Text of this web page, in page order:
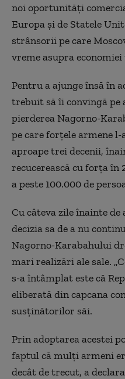
noi oportunități
Europa și de Statele
strânsorii pe care
vreme asupra
Pentru a ajunge însă în
trebuit să îi convingă pe
pierderea Nagorno-
pe care forțele armene
aproape trei decenii,
recucerească cu forța în
a peste 100.000 de
Cu câteva zile înainte de
decizia sa de a nu
Nagorno-Karabahului
mari realizări ale sale.
s-a întâmplat este că
eliberată din capcana
susținătorilor săi.
Prin adoptarea acestei
faptul că mulți armeni
decât de trecut, a